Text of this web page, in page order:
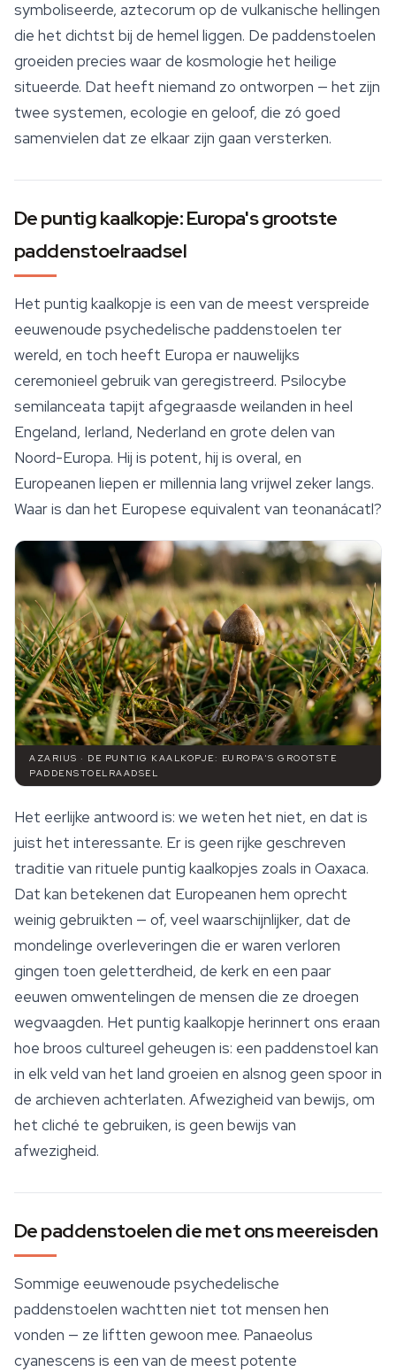
symboliseerde, aztecorum op de vulkanische hellingen
die het dichtst bij de hemel liggen. De paddenstoelen
groeiden precies waar de kosmologie het heilige
situeerde. Dat heeft niemand zo ontworpen — het zijn
twee systemen, ecologie en geloof, die zó goed
samenvielen dat ze elkaar zijn gaan versterken.
De puntig kaalkopje: Europa's grootste
paddenstoelraadsel
Het puntig kaalkopje is een van de meest verspreide
eeuwenoude psychedelische paddenstoelen ter
wereld, en toch heeft Europa er nauwelijks
ceremonieel gebruik van geregistreerd. Psilocybe
semilanceata tapijt afgegraasde weilanden in heel
Engeland, Ierland, Nederland en grote delen van
Noord-Europa. Hij is potent, hij is overal, en
Europeanen liepen er millennia lang vrijwel zeker langs.
Waar is dan het Europese equivalent van teonanácatl?
AZARIUS · DE PUNTIG KAALKOPJE: EUROPA'S GROOTSTE
PADDENSTOELRAADSEL
Het eerlijke antwoord is: we weten het niet, en dat is
juist het interessante. Er is geen rijke geschreven
traditie van rituele puntig kaalkopjes zoals in Oaxaca.
Dat kan betekenen dat Europeanen hem oprecht
weinig gebruikten — of, veel waarschijnlijker, dat de
mondelinge overleveringen die er waren verloren
gingen toen geletterdheid, de kerk en een paar
eeuwen omwentelingen de mensen die ze droegen
wegvaagden. Het puntig kaalkopje herinnert ons eraan
hoe broos cultureel geheugen is: een paddenstoel kan
in elk veld van het land groeien en alsnog geen spoor in
de archieven achterlaten. Afwezigheid van bewijs, om
het cliché te gebruiken, is geen bewijs van
afwezigheid.
De paddenstoelen die met ons meereisden
Sommige eeuwenoude psychedelische
paddenstoelen wachtten niet tot mensen hen
vonden — ze liftten gewoon mee. Panaeolus
cyanescens is een van de meest potente